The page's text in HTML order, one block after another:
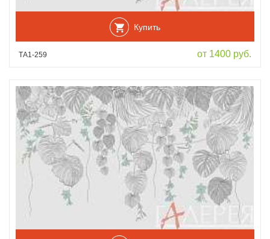
Купить
ТА1-259 от 1400 руб.